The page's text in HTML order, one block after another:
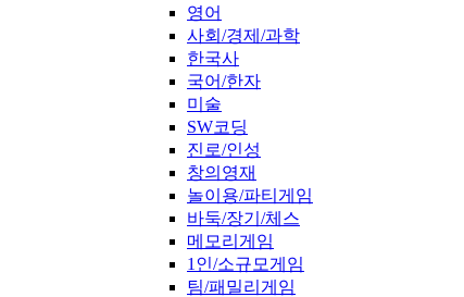
영어
사회/경제/과학
한국사
국어/한자
미술
SW코딩
진로/인성
창의영재
놀이용/파티게임
바둑/장기/체스
메모리게임
1인/소규모게임
팀/패밀리게임